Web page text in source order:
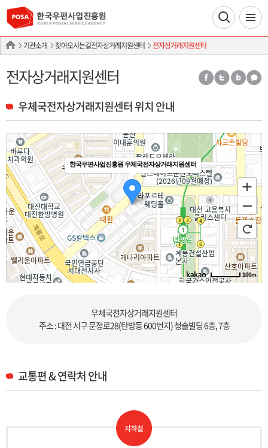
기관소개 찾아오시는길전자상거래지원센터 전자상거래지원센터
전자상거래지원센터
우체국전자상거래지원센터 위치 안내
한국우편사업진흥원 우체국전자상거래지원센터
100m
우체국전자상거래지원센터
주소 : 대전 서구 문정로28(탄방동 600번지) 청솔빌딩 6층, 7층
교통편 & 연락처 안내